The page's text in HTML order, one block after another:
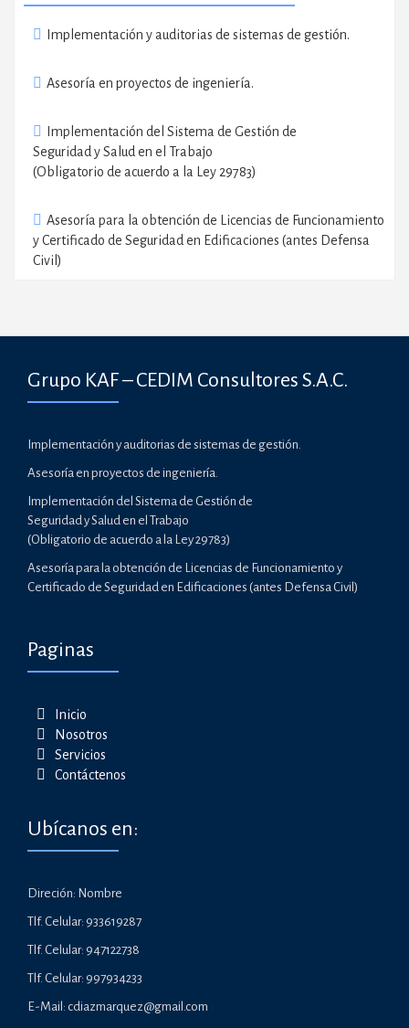
Implementación y auditorias de sistemas de gestión.
Asesoría en proyectos de ingeniería.
Implementación del Sistema de Gestión de
Seguridad y Salud en el Trabajo
(Obligatorio de acuerdo a la Ley 29783)
Asesoría para la obtención de Licencias de Funcionamiento
y Certificado de Seguridad en Edificaciones (antes Defensa
Civil)
Grupo KAF – CEDIM Consultores S.A.C.
Implementación y auditorias de sistemas de gestión.
Asesoría en proyectos de ingeniería.
Implementación del Sistema de Gestión de
Seguridad y Salud en el Trabajo
(Obligatorio de acuerdo a la Ley 29783)
Asesoría para la obtención de Licencias de Funcionamiento y
Certificado de Seguridad en Edificaciones (antes Defensa Civil)
Paginas
Inicio
Nosotros
Servicios
Contáctenos
Ubícanos en:
Direción: Nombre
Tlf. Celular: 933619287
Tlf. Celular: 947122738
Tlf. Celular: 997934233
E-Mail: cdiazmarquez@gmail.com